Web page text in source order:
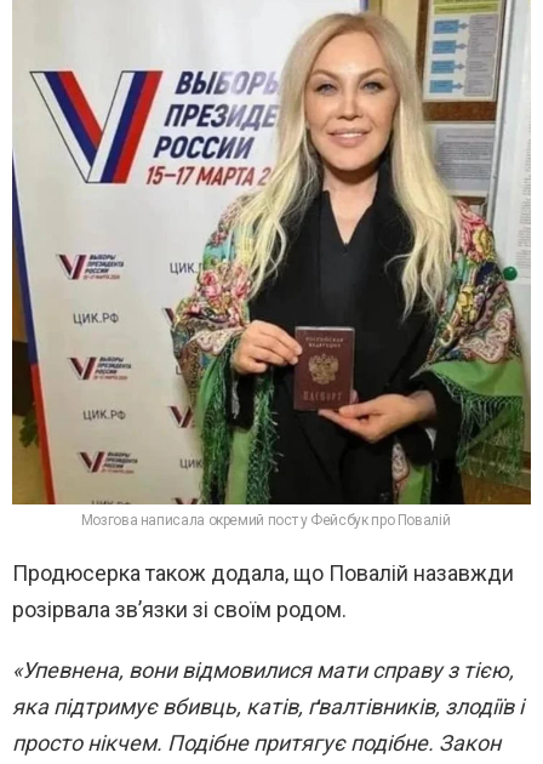
Мозгова написала окремий пост у Фейсбук про Повалій
Продюсерка також додала, що Повалій назавжди
розірвала зв’язки зі своїм родом.
«Упевнена, вони відмовилися мати справу з тією,
яка підтримує вбивць, катів, ґвалтівників, злодіїв і
просто нікчем. Подібне притягує подібне. Закон